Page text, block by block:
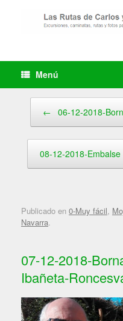
Menú
← 06-12-2018-
08-12-2018-
Publicado en 0-Muy fácil,
Navarra.
07-12-2018-
Ibañeta-